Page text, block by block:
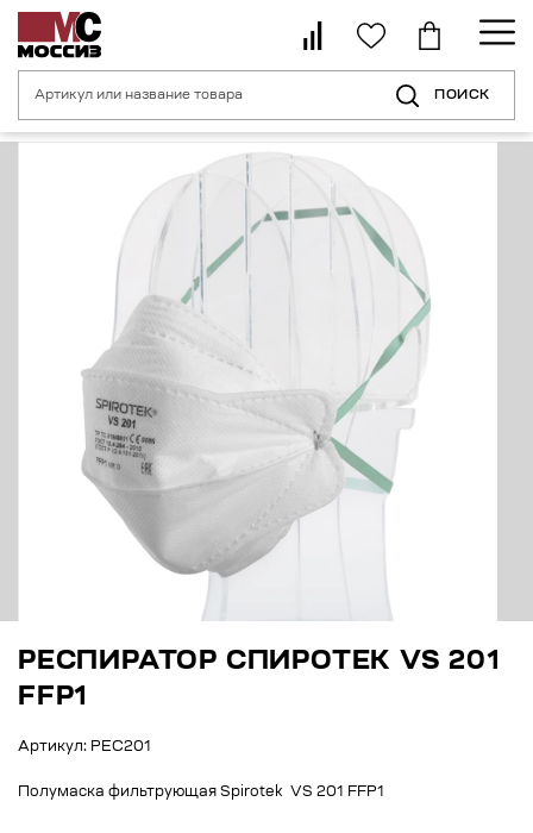
ПОИСК
Главная страница Средства индивидуальной защиты
РЕСПИРАТОР СПИРОТЕК VS 201
FFP1
Артикул: РЕС201
Полумаска фильтрующая Spirotek VS 201 FFP1